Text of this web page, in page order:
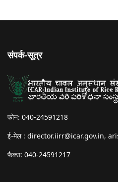
संपर्क-सूत्र
फोन: 040-24591218
ई-मेल : director.iirr@icar.gov.in,
फैक्स: 040-24591217